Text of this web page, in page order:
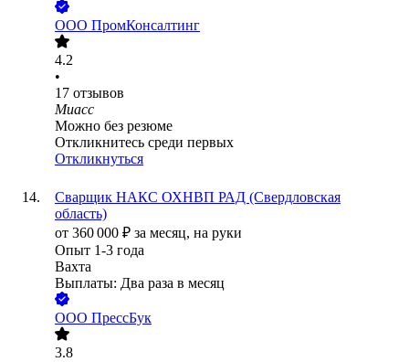
ООО ПромКонсалтинг
4.2
•
17 отзывов
Миасс
Можно без резюме
Откликнитесь среди первых
Откликнуться
Сварщик НАКС ОХНВП РАД (Свердловская
область)
от 360 000 ₽ за месяц, на руки
Опыт 1-3 года
Вахта
Выплаты: Два раза в месяц
ООО ПрессБук
3.8